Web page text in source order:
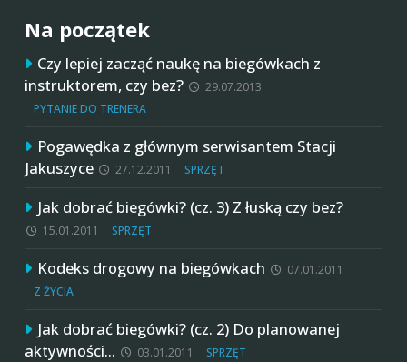
Na początek
Czy lepiej zacząć naukę na biegówkach z
instruktorem, czy bez?
29.07.2013
PYTANIE DO TRENERA
Pogawędka z głównym serwisantem Stacji
Jakuszyce
27.12.2011 SPRZĘT
Jak dobrać biegówki? (cz. 3) Z łuską czy bez?
15.01.2011 SPRZĘT
Kodeks drogowy na biegówkach
07.01.2011
Z ŻYCIA
Jak dobrać biegówki? (cz. 2) Do planowanej
aktywności…
03.01.2011 SPRZĘT